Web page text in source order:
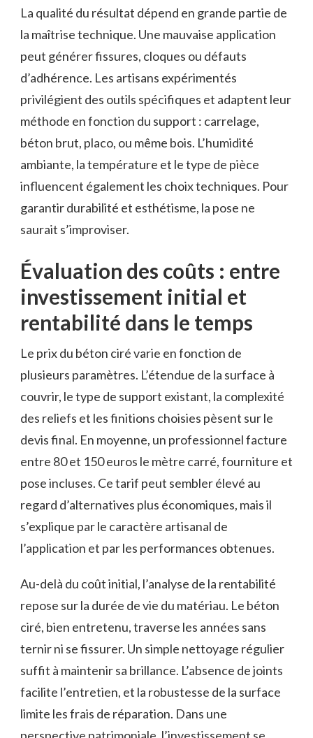
La qualité du résultat dépend en grande partie de
la maîtrise technique. Une mauvaise application
peut générer fissures, cloques ou défauts
d’adhérence. Les artisans expérimentés
privilégient des outils spécifiques et adaptent leur
méthode en fonction du support : carrelage,
béton brut, placo, ou même bois. L’humidité
ambiante, la température et le type de pièce
influencent également les choix techniques. Pour
garantir durabilité et esthétisme, la pose ne
saurait s’improviser.
Évaluation des coûts : entre
investissement initial et
rentabilité dans le temps
Le prix du béton ciré varie en fonction de
plusieurs paramètres. L’étendue de la surface à
couvrir, le type de support existant, la complexité
des reliefs et les finitions choisies pèsent sur le
devis final. En moyenne, un professionnel facture
entre 80 et 150 euros le mètre carré, fourniture et
pose incluses. Ce tarif peut sembler élevé au
regard d’alternatives plus économiques, mais il
s’explique par le caractère artisanal de
l’application et par les performances obtenues.
Au-delà du coût initial, l’analyse de la rentabilité
repose sur la durée de vie du matériau. Le béton
ciré, bien entretenu, traverse les années sans
ternir ni se fissurer. Un simple nettoyage régulier
suffit à maintenir sa brillance. L’absence de joints
facilite l’entretien, et la robustesse de la surface
limite les frais de réparation. Dans une